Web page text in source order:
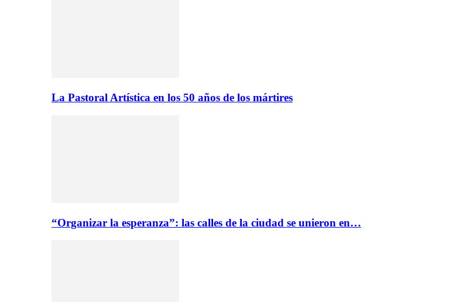
La Pastoral Artística en los 50 años de los mártires
“Organizar la esperanza”: las calles de la ciudad se unieron en…